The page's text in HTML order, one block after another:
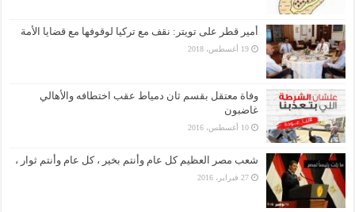
أمير قطر على تويتر: نقف مع تركيا لوقوفها مع قضايا الأمة
19 أغسطس، 2018
وفاة معتقل بقسم ثان دمياط عقب اختطافه والأهالي
غاضبون
10 أغسطس، 2016
شعب مصر العظيم كل عام وأنتم بخير ، كل عام وأنتم ثوار ،
27 فبراير، 2016